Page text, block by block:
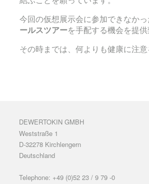
今回の仮想展示会に参加できなか
ールスツアーを手配する機会を提供
その時までは、何よりも健康に注意
DEWERTOKIN GMBH
Weststraße 1
D-32278 Kirchlengern
Deutschland
Telephone: +49 (0)52 23 / 9 79 -0